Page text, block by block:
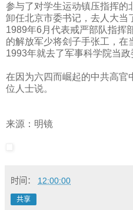
参与了对学生运动镇压指挥的
卸任北京市委书记，去人大当
1989年6 月代表戒严部队指挥
的解放军少将刽子手张工，在
1993年就去了军事科学院当政
在因为六四而崛起的中共高官
位人士说。
来源：明镜
时间： 12:00:00
共享